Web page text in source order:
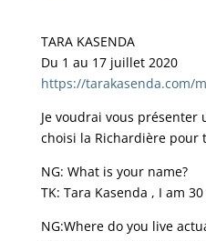
TARA KASENDA
Du 1 au 17 juillet 2020
https://tarakasenda.com/
Je voudrai vous
choisi la Richardière pour
NG: What is your name?
TK: Tara Kasenda , I am
NG:Where do you live